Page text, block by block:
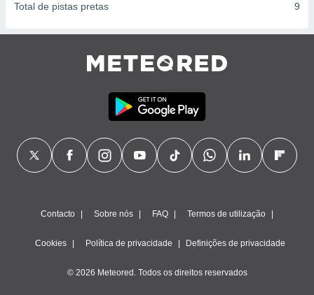
Total de pistas pretas 9
Contacto Sobre nós FAQ Termos de utilização
Cookies Política de privacidade Definições de privacidade
© 2026 Meteored. Todos os direitos reservados